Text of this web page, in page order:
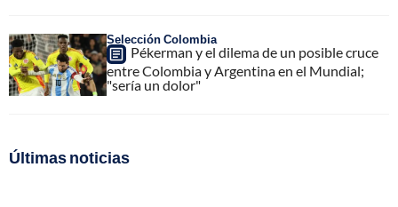
Selección Colombia
Pékerman y el dilema de un posible cruce
entre Colombia y Argentina en el Mundial;
"sería un dolor"
Últimas noticias